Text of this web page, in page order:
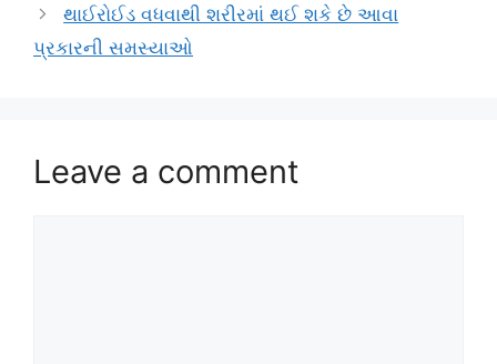
થાઈરોઈડ વધવાથી શરીરમાં થઈ શકે છે આવા
પ્રકારની સમસ્યાઓ
Leave a comment